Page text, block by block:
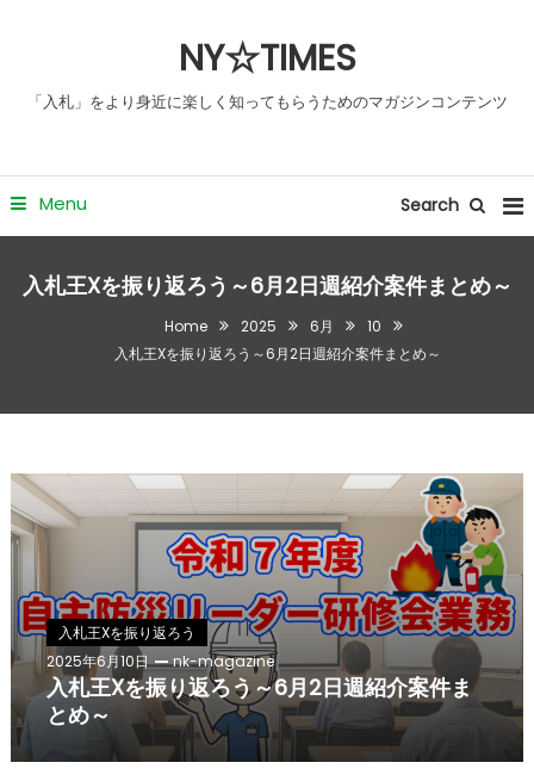
NY☆TIMES
「入札」をより身近に楽しく知ってもらうためのマガジンコンテンツ
Menu Search
入札王Xを振り返ろう～6月2日週紹介案件まとめ～
Home 2025 6月
10
入札王Xを振り返ろう～6月2日週紹介案件まとめ～
入札王Xを振り返ろう
2025年6月10日
nk-magazine
入札王Xを振り返ろう～6月2日週紹介案件ま
とめ～